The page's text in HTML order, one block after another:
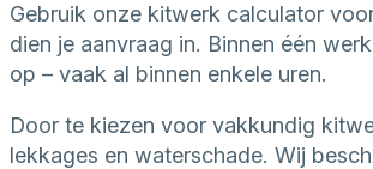
Gebruik onze kitwerk calculator
dien je aanvraag in. Binnen één
op – vaak al binnen enkele uren.
Door te kiezen voor vakkundig
lekkages en waterschade. Wij